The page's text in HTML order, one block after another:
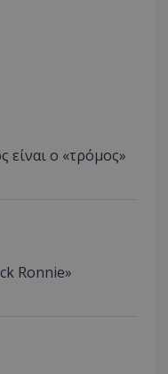
είναι ο «τρόμος»
Ronnie»